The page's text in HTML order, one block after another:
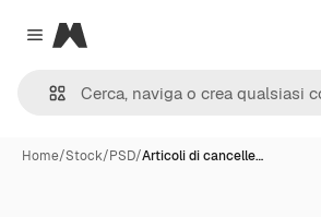
Close menu
Magnific
Home/Stock/PSD/Articoli di cancelle…